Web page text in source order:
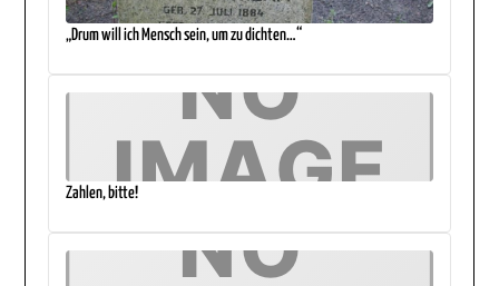
„Drum will ich Mensch sein, um zu dichten…“
Zahlen, bitte!